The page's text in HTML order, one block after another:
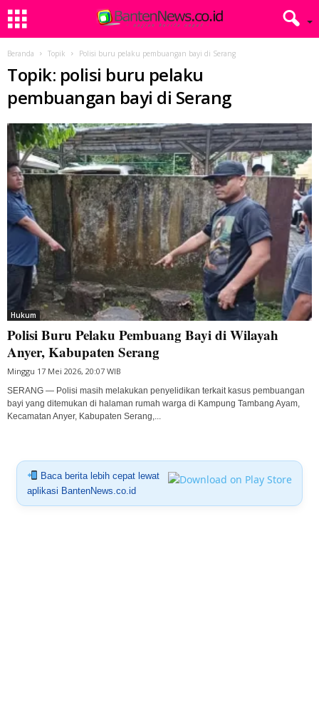
Beranda Topik Polisi buru pelaku pembuangan bayi di Serang
Topik: polisi buru pelaku
pembuangan bayi di Serang
Hukum
Polisi Buru Pelaku Pembuang Bayi di Wilayah
Anyer, Kabupaten Serang
Minggu 17 Mei 2026, 20:07 WIB
SERANG — Polisi masih melakukan penyelidikan terkait kasus pembuangan
bayi yang ditemukan di halaman rumah warga di Kampung Tambang Ayam,
Kecamatan Anyer, Kabupaten Serang,...
Baca berita lebih cepat lewat
aplikasi BantenNews.co.id